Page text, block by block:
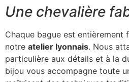
Une chevalière
Chaque bague est entièrement
notre atelier lyonnais. Nous
particulière aux détails et à la
bijou vous accompagne toute